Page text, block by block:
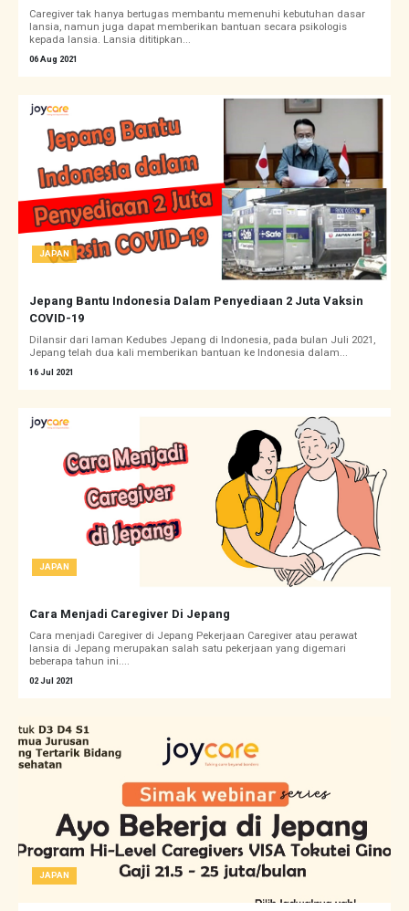
Caregiver tak hanya bertugas membantu memenuhi kebutuhan dasar
lansia, namun juga dapat memberikan bantuan secara psikologis
kepada lansia. Lansia dititipkan...
06 Aug 2021
JAPAN
Jepang Bantu Indonesia Dalam Penyediaan 2 Juta Vaksin
COVID-19
Dilansir dari laman Kedubes Jepang di Indonesia, pada bulan Juli 2021,
Jepang telah dua kali memberikan bantuan ke Indonesia dalam...
16 Jul 2021
JAPAN
Cara Menjadi Caregiver Di Jepang
Cara menjadi Caregiver di Jepang Pekerjaan Caregiver atau perawat
lansia di Jepang merupakan salah satu pekerjaan yang digemari
beberapa tahun ini....
02 Jul 2021
JAPAN